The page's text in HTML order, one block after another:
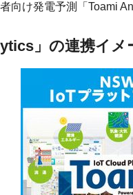
向け発電予測「Toami
」の連携イメ